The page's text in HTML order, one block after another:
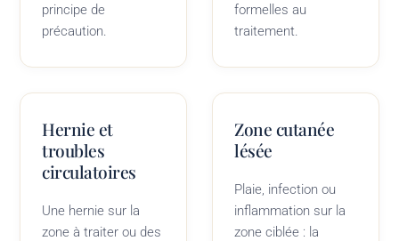
principe de
précaution.
formelles au
traitement.
Hernie et
troubles
circulatoires
Une hernie sur la
zone à traiter ou des
Zone cutanée
lésée
Plaie, infection ou
inflammation sur la
zone ciblée : la